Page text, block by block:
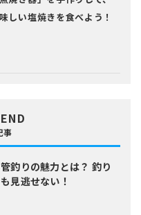
しい塩焼きを食べよう！
事
釣りの魅力とは？ 釣り
見逃せない！